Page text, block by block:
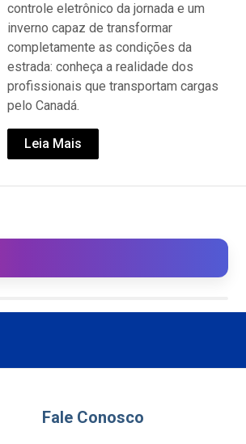
controle eletrônico da jornada e um
inverno capaz de transformar
completamente as condições da
estrada: conheça a realidade dos
profissionais que transportam cargas
pelo Canadá.
Leia Mais
Fale Conosco